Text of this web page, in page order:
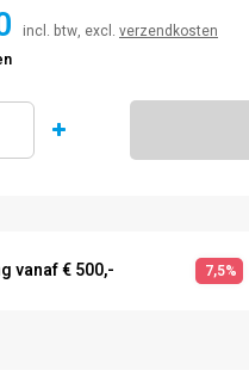
incl. btw, excl. verzendkosten
vanaf € 500,- 7,5%